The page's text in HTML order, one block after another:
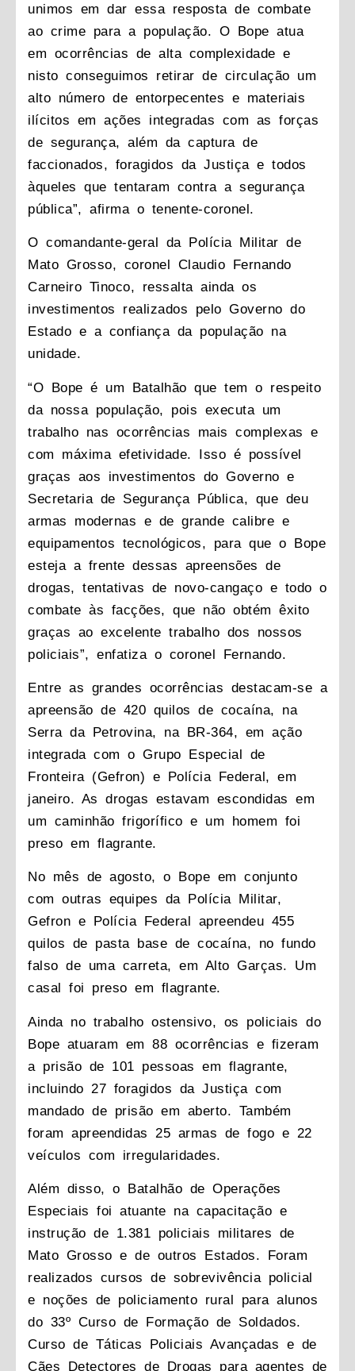
unimos em dar essa resposta de combate
ao crime para a população. O Bope atua
em ocorrências de alta complexidade e
nisto conseguimos retirar de circulação um
alto número de entorpecentes e materiais
ilícitos em ações integradas com as forças
de segurança, além da captura de
faccionados, foragidos da Justiça e todos
àqueles que tentaram contra a segurança
pública”, afirma o tenente-coronel.
O comandante-geral da Polícia Militar de
Mato Grosso, coronel Claudio Fernando
Carneiro Tinoco, ressalta ainda os
investimentos realizados pelo Governo do
Estado e a confiança da população na
unidade.
“O Bope é um Batalhão que tem o respeito
da nossa população, pois executa um
trabalho nas ocorrências mais complexas e
com máxima efetividade. Isso é possível
graças aos investimentos do Governo e
Secretaria de Segurança Pública, que deu
armas modernas e de grande calibre e
equipamentos tecnológicos, para que o Bope
esteja a frente dessas apreensões de
drogas, tentativas de novo-cangaço e todo o
combate às facções, que não obtém êxito
graças ao excelente trabalho dos nossos
policiais”, enfatiza o coronel Fernando.
Entre as grandes ocorrências destacam-se a
apreensão de 420 quilos de cocaína, na
Serra da Petrovina, na BR-364, em ação
integrada com o Grupo Especial de
Fronteira (Gefron) e Polícia Federal, em
janeiro. As drogas estavam escondidas em
um caminhão frigorífico e um homem foi
preso em flagrante.
No mês de agosto, o Bope em conjunto
com outras equipes da Polícia Militar,
Gefron e Polícia Federal apreendeu 455
quilos de pasta base de cocaína, no fundo
falso de uma carreta, em Alto Garças. Um
casal foi preso em flagrante.
Ainda no trabalho ostensivo, os policiais do
Bope atuaram em 88 ocorrências e fizeram
a prisão de 101 pessoas em flagrante,
incluindo 27 foragidos da Justiça com
mandado de prisão em aberto. Também
foram apreendidas 25 armas de fogo e 22
veículos com irregularidades.
Além disso, o Batalhão de Operações
Especiais foi atuante na capacitação e
instrução de 1.381 policiais militares de
Mato Grosso e de outros Estados. Foram
realizados cursos de sobrevivência policial
e noções de policiamento rural para alunos
do 33º Curso de Formação de Soldados.
Curso de Táticas Policiais Avançadas e de
Cães Detectores de Drogas para agentes de